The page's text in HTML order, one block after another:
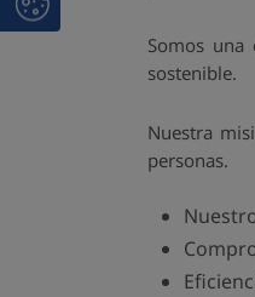
Somos
sostenible.
Nuestra
personas.